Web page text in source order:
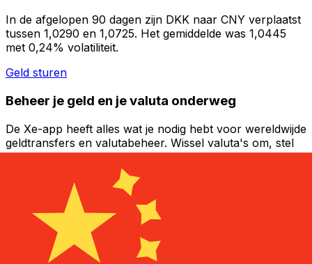
In de afgelopen 90 dagen zijn DKK naar CNY verplaatst
tussen 1,0290 en 1,0725. Het gemiddelde was 1,0445
met 0,24% volatiliteit.
Geld sturen
Beheer je geld en je valuta onderweg
De Xe-app heeft alles wat je nodig hebt voor wereldwijde
geldtransfers en valutabeheer. Wissel valuta's om, stel
koerswaarschuwingen in en maak geld over naar het
buitenland zonder verborgen kosten. Download
vandaag nog!